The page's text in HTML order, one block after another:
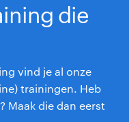
die
vind je al onze
trainingen. Heb
Maak die dan eerst